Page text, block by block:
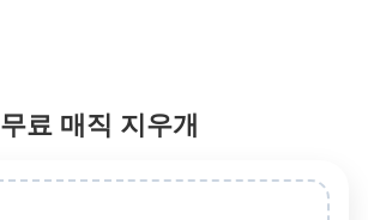
무료 매직 지우개